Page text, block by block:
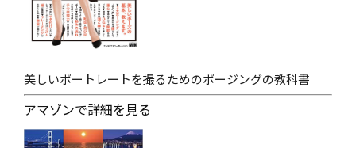
美しいポートレートを撮るためのポージングの教科書
アマゾンで詳細を見る